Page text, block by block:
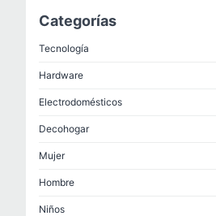
Samsung(969)
Reebok(331)
Samsung
Shopstar
Thenorthface
Categorías
Tecnología
Hardware
Electrodomésticos
Decohogar
Mujer
Hombre
Niños